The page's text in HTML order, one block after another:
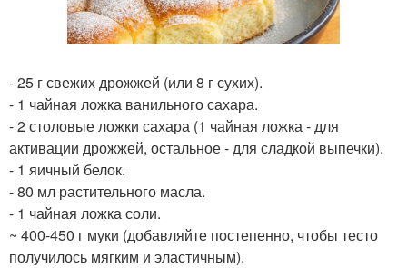
- 25 г свежих дрожжей (или 8 г сухих).
- 1 чайная ложка ванильного сахара.
- 2 столовые ложки сахара (1 чайная ложка - для
активации дрожжей, остальное - для сладкой выпечки).
- 1 яичный белок.
- 80 мл растительного масла.
- 1 чайная ложка соли.
~ 400-450 г муки (добавляйте постепенно, чтобы тесто
получилось мягким и эластичным).